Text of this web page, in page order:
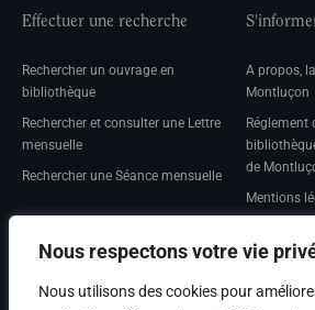
Nous respectons votre vie
Nous utilisons des cookies pour
Effectuer une recherche
Rechercher un ouvrage en
bibliothèque
Rechercher et consulter une Lettre
mensuelle
Rechercher une Séance mensuelle
A propos,
Montluçon
Réglement
de
Mentions
Adhérer